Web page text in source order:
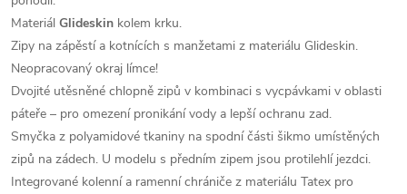
Materiál Glideskin kolem krku.
Zipy na zápěstí a kotnících s manžetami z materiálu Glideskin.
Neopracovaný okraj límce!
Dvojité utěsněné chlopně zipů v kombinaci s vycpávkami v oblasti
páteře – pro omezení pronikání vody a lepší ochranu zad.
Smyčka z polyamidové tkaniny na spodní části šikmo umístěných
zipů na zádech. U modelu s předním zipem jsou protilehlí jezdci.
Integrované kolenní a ramenní chrániče z materiálu Tatex pro